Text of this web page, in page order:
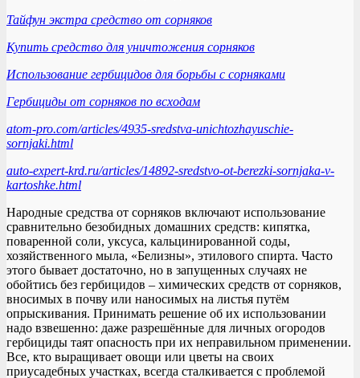
Тайфун экстра средство от сорняков
Купить средство для уничтожения сорняков
Использование гербицидов для борьбы с сорняками
Гербициды от сорняков по всходам
atom-pro.com/articles/4935-sredstva-unichtozhayuschie-
sornjaki.html
auto-expert-krd.ru/articles/14892-sredstvo-ot-berezki-sornjaka-v-
kartoshke.html
Народные средства от сорняков включают использование
сравнительно безобидных домашних средств: кипятка,
поваренной соли, уксуса, кальцинированной соды,
хозяйственного мыла, «Белизны», этилового спирта. Часто
этого бывает достаточно, но в запущенных случаях не
обойтись без гербицидов – химических средств от сорняков,
вносимых в почву или наносимых на листья путём
опрыскивания. Принимать решение об их использовании
надо взвешенно: даже разрешённые для личных огородов
гербициды таят опасность при их неправильном применении.
Все, кто выращивает овощи или цветы на своих
приусадебных участках, всегда сталкивается с проблемой